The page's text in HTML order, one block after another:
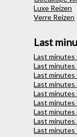
Luxe Reizen
Verre Reizen
Last
Last minutes
Last minutes
Last minutes
Last minutes
Last minutes
Last minutes
Last minutes
Last minutes
Last